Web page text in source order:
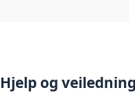
Hjelp og